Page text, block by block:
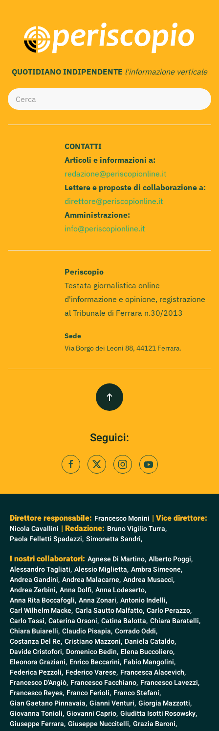
QUOTIDIANO INDIPENDENTE l'informazione verticale
CONTATTI
Articoli e informazioni a:
redazione@periscopionline.it
Lettere e proposte di collaborazione a:
direttore@periscopionline.it
Amministrazione:
info@periscopionline.it
Periscopio
Testata giornalistica online
d'informazione e opinione, registrazione
al Tribunale di Ferrara n.30/2013
Sede
Via Borgo dei Leoni 88, 44121 Ferrara.
Seguici:
Direttore responsabile: Francesco Monini | Vice direttore:
Nicola Cavallini | Redazione: Bruno Vigilio Turra,
Paola Felletti Spadazzi, Simonetta Sandri,
I nostri collaboratori: Agnese Di Martino, Alberto Poggi,
Alessandro Tagliati, Alessio Miglietta, Ambra Simeone,
Andrea Gandini, Andrea Malacarne, Andrea Musacci,
Andrea Zerbini, Anna Dolfi, Anna Lodeserto,
Anna Rita Boccafogli, Anna Zonari, Antonio Indelli,
Carl Wilhelm Macke, Carla Sautto Malfatto, Carlo Perazzo,
Carlo Tassi, Caterina Orsoni, Catina Balotta, Chiara Baratelli,
Chiara Buiarelli, Claudio Pisapia, Corrado Oddi,
Costanza Del Re, Cristiano Mazzoni, Daniela Cataldo,
Davide Cristofori, Domenico Bedin, Elena Buccoliero,
Eleonora Graziani, Enrico Beccarini, Fabio Mangolini,
Federica Pezzoli, Federico Varese, Francesca Alacevich,
Francesco D'Angiò, Francesco Facchiano, Francesco Lavezzi,
Francesco Reyes, Franco Ferioli, Franco Stefani,
Gian Gaetano Pinnavaia, Gianni Venturi, Giorgia Mazzotti,
Giovanna Tonioli, Giovanni Caprio, Giuditta Isotti Rosowsky,
Giuseppe Ferrara, Giuseppe Nuccitelli, Grazia Baroni,